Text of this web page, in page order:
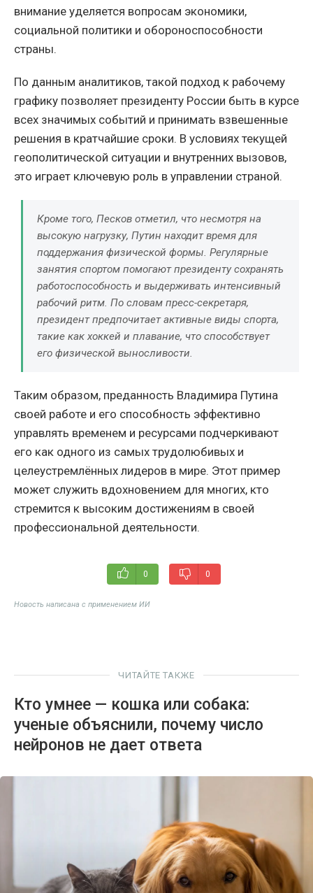
внимание уделяется вопросам экономики,
социальной политики и обороноспособности
страны.
По данным аналитиков, такой подход к рабочему
графику позволяет президенту России быть в курсе
всех значимых событий и принимать взвешенные
решения в кратчайшие сроки. В условиях текущей
геополитической ситуации и внутренних вызовов,
это играет ключевую роль в управлении страной.
Кроме того, Песков отметил, что несмотря на
высокую нагрузку, Путин находит время для
поддержания физической формы. Регулярные
занятия спортом помогают президенту сохранять
работоспособность и выдерживать интенсивный
рабочий ритм. По словам пресс-секретаря,
президент предпочитает активные виды спорта,
такие как хоккей и плавание, что способствует
его физической выносливости.
Таким образом, преданность Владимира Путина
своей работе и его способность эффективно
управлять временем и ресурсами подчеркивают
его как одного из самых трудолюбивых и
целеустремлённых лидеров в мире. Этот пример
может служить вдохновением для многих, кто
стремится к высоким достижениям в своей
профессиональной деятельности.
0 0
Новость написана с применением ИИ
ЧИТАЙТЕ ТАКЖЕ
Кто умнее — кошка или собака:
ученые объяснили, почему число
нейронов не дает ответа